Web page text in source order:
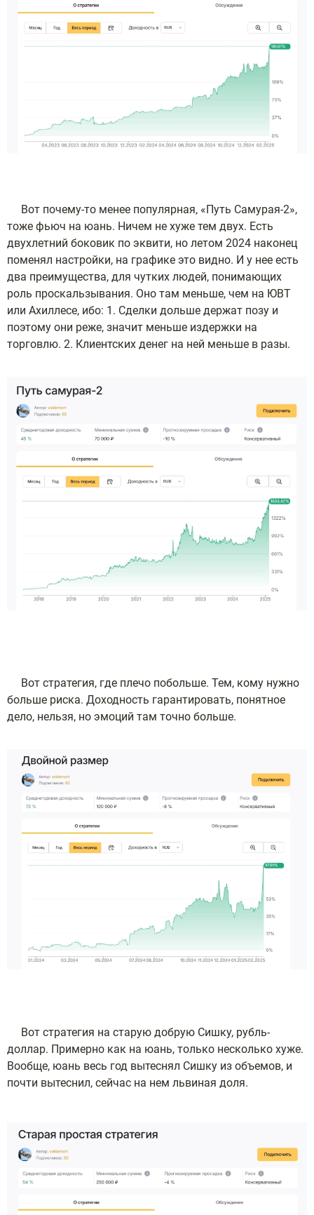
Вот почему-то менее популярная, «Путь Самурая-2»,
тоже фьюч на юань. Ничем не хуже тем двух. Есть
двухлетний боковик по эквити, но летом 2024 наконец
поменял настройки, на графике это видно. И у нее есть
два преимущества, для чутких людей, понимающих
роль проскальзывания. Оно там меньше, чем на ЮВТ
или Ахиллесе, ибо: 1. Сделки дольше держат позу и
поэтому они реже, значит меньше издержки на
торговлю. 2. Клиентских денег на ней меньше в разы.
Вот стратегия, где плечо побольше. Тем, кому нужно
больше риска. Доходность гарантировать, понятное
дело, нельзя, но эмоций там точно больше.
Вот стратегия на старую добрую Сишку, рубль-
доллар. Примерно как на юань, только несколько хуже.
Вообще, юань весь год вытеснял Сишку из объемов, и
почти вытеснил, сейчас на нем львиная доля.